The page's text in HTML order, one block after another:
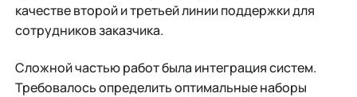
качестве второй и третьей линии поддержки для
сотрудников заказчика.
Сложной частью работ была интеграция систем.
Требовалось определить оптимальные наборы